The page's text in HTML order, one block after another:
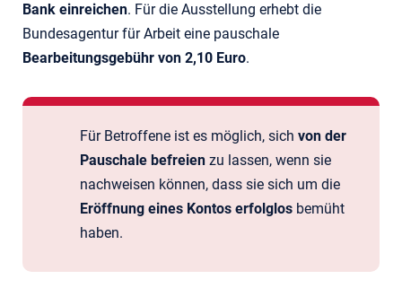
Bank einreichen. Für die Ausstellung erhebt die
Bundesagentur für Arbeit eine pauschale
Bearbeitungsgebühr von 2,10 Euro.
Für Betroffene ist es möglich, sich von der
Pauschale befreien zu lassen, wenn sie
nachweisen können, dass sie sich um die
Eröffnung eines Kontos erfolglos bemüht
haben.